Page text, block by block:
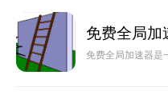
免费全局加
免费全局加速器是